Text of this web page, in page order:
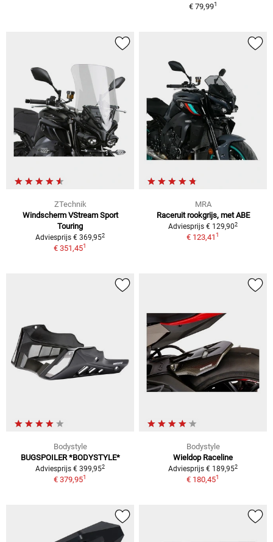
€ 79,991
ZTechnik
Windscherm VStream Sport
Touring
Adviesprijs € 369,952
€ 351,451
MRA
Raceruit rookgrijs, met ABE
Adviesprijs € 129,902
€ 123,411
Bodystyle
BUGSPOILER *BODYSTYLE*
Adviesprijs € 399,952
€ 379,951
Bodystyle
Wieldop Raceline
Adviesprijs € 189,952
€ 180,451